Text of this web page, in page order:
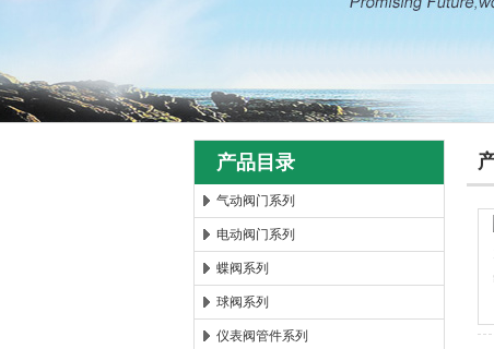
郑州森玛自控阀门有限公
产品目录
气动阀门系列
电动阀门系列
蝶阀系列
球阀系列
仪表阀管件系列